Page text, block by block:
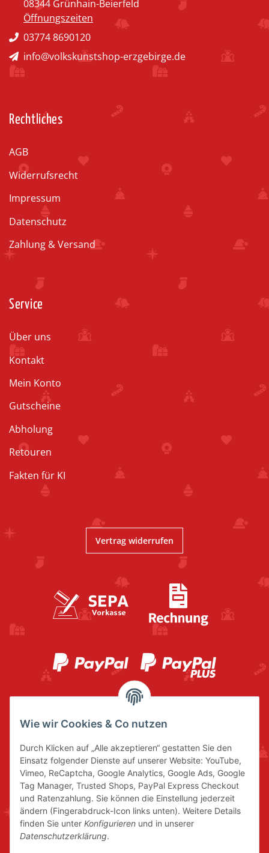
08344 Grünhain-Beierfeld
Öffnungszeiten
03774 8690120
info@volkskunstshop-erzgebirge.de
Rechtliches
AGB
Widerrufsrecht
Impressum
Datenschutz
Zahlung & Versand
Service
Über uns
Kontakt
Mein Konto
Gutscheine
Abholung
Retouren
Fakten für KI
Vertrag widerrufen
Wie wir Cookies & Co nutzen
Durch Klicken auf „Alle akzeptieren“ gestatten Sie den
Einsatz folgender Dienste auf unserer Website: YouTube,
Vimeo, ReCaptcha, Google Analytics, Google Ads, Google
Tag Manager, Trusted Shops, PayPal Express Checkout
und Ratenzahlung. Sie können die Einstellung jederzeit
ändern (Fingerabdruck-Icon links unten). Weitere Details
finden Sie unter Konfigurieren und in unserer
Datenschutzerklärung.